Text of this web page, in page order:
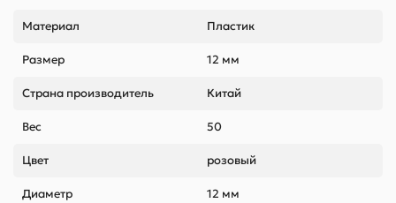
Материал Пластик
Размер 12 мм
Страна производитель Китай
Вес 50
Цвет розовый
Диаметр 12 мм